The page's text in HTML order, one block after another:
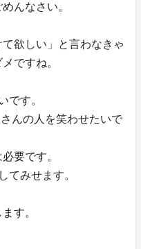
んなさい。
欲しい」と言わなきゃ
ですね。
です。
んの人を笑わせたいで
要です。
てみせます。
す。